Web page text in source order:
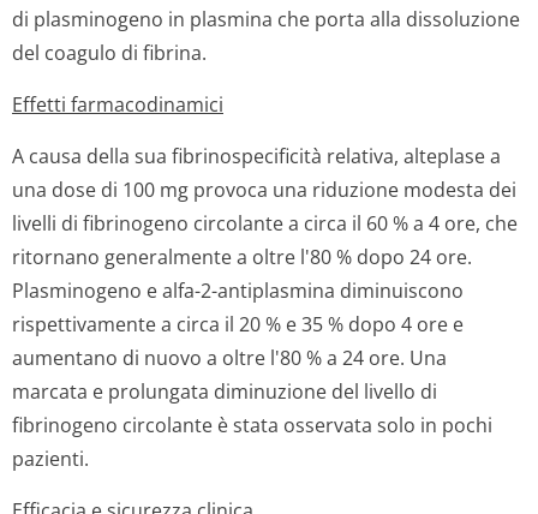
di plasminogeno in plasmina che porta alla dissoluzione
del coagulo di fibrina.
Effetti farmacodinamici
A causa della sua fibrinospecificità relativa, alteplase a
una dose di 100 mg provoca una riduzione modesta dei
livelli di fibrinogeno circolante a circa il 60 % a 4 ore, che
ritornano generalmente a oltre l'80 % dopo 24 ore.
Plasminogeno e alfa-2-antiplasmina diminuiscono
rispettivamente a circa il 20 % e 35 % dopo 4 ore e
aumentano di nuovo a oltre l'80 % a 24 ore. Una
marcata e prolungata diminuzione del livello di
fibrinogeno circolante è stata osservata solo in pochi
pazienti.